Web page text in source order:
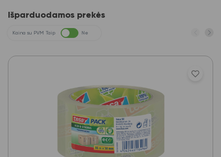
Išparduodamos prekės
Kaina su PVM Taip Ne